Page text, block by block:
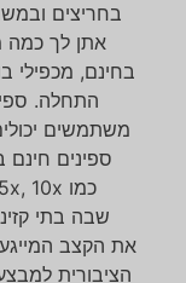
בחריצים
אתן לך כמה
בחינם, מכפילי
התחלה.
משתמשים
ספינים חינם
שבה בתי
את הקצב
הציבורית